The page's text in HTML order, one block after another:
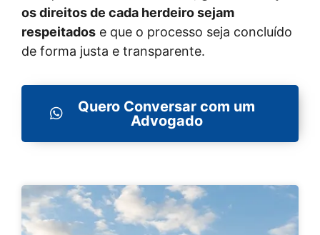
os direitos de cada herdeiro sejam
respeitados e que o processo seja concluído
de forma justa e transparente.
Quero Conversar com um
Advogado